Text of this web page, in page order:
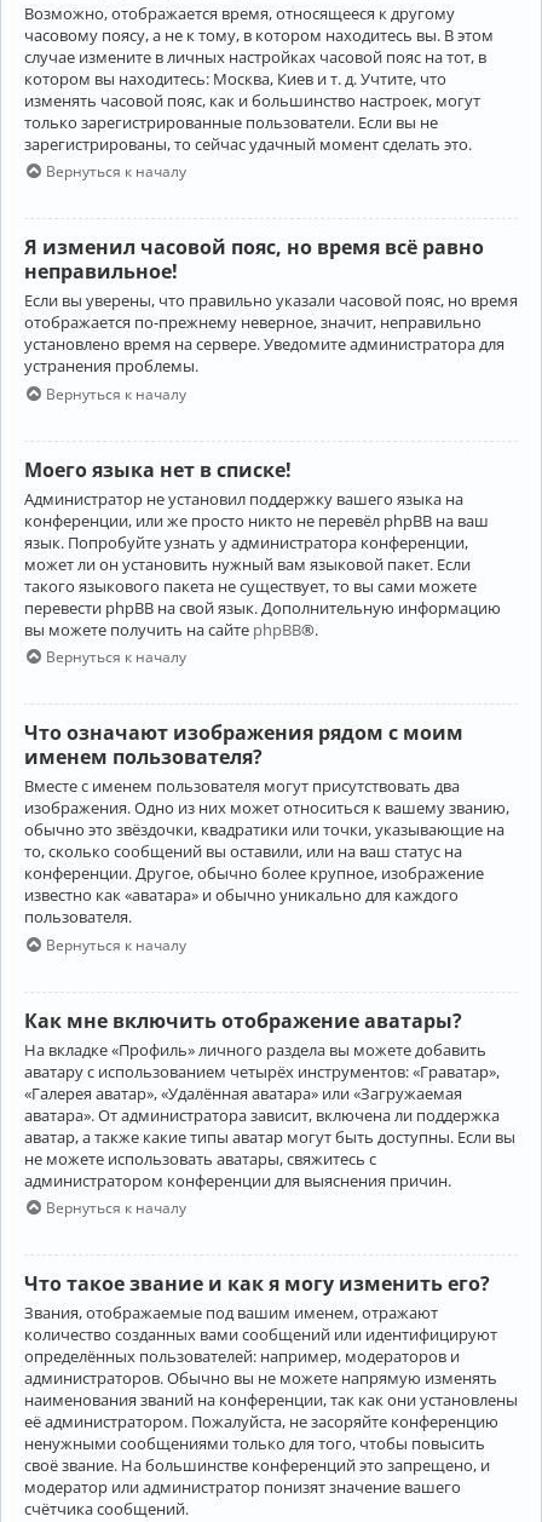
Возможно, отображается время, относящееся к другому
часовому поясу, а не к тому, в котором находитесь вы. В этом
случае измените в личных настройках часовой пояс на тот, в
котором вы находитесь: Москва, Киев и т. д. Учтите, что
изменять часовой пояс, как и большинство настроек, могут
только зарегистрированные пользователи. Если вы не
зарегистрированы, то сейчас удачный момент сделать это.
Вернуться к началу
Я изменил часовой пояс, но время всё равно
неправильное!
Если вы уверены, что правильно указали часовой пояс, но время
отображается по-прежнему неверное, значит, неправильно
установлено время на сервере. Уведомите администратора для
устранения проблемы.
Вернуться к началу
Моего языка нет в списке!
Администратор не установил поддержку вашего языка на
конференции, или же просто никто не перевёл phpBB на ваш
язык. Попробуйте узнать у администратора конференции,
может ли он установить нужный вам языковой пакет. Если
такого языкового пакета не существует, то вы сами можете
перевести phpBB на свой язык. Дополнительную информацию
вы можете получить на сайте phpBB®.
Вернуться к началу
Что означают изображения рядом с моим
именем пользователя?
Вместе с именем пользователя могут присутствовать два
изображения. Одно из них может относиться к вашему званию,
обычно это звёздочки, квадратики или точки, указывающие на
то, сколько сообщений вы оставили, или на ваш статус на
конференции. Другое, обычно более крупное, изображение
известно как «аватара» и обычно уникально для каждого
пользователя.
Вернуться к началу
Как мне включить отображение аватары?
На вкладке «Профиль» личного раздела вы можете добавить
аватару с использованием четырёх инструментов: «Граватар»,
«Галерея аватар», «Удалённая аватара» или «Загружаемая
аватара». От администратора зависит, включена ли поддержка
аватар, а также какие типы аватар могут быть доступны. Если вы
не можете использовать аватары, свяжитесь с
администратором конференции для выяснения причин.
Вернуться к началу
Что такое звание и как я могу изменить его?
Звания, отображаемые под вашим именем, отражают
количество созданных вами сообщений или идентифицируют
определённых пользователей: например, модераторов и
администраторов. Обычно вы не можете напрямую изменять
наименования званий на конференции, так как они установлены
её администратором. Пожалуйста, не засоряйте конференцию
ненужными сообщениями только для того, чтобы повысить
своё звание. На большинстве конференций это запрещено, и
модератор или администратор понизят значение вашего
счётчика сообщений.